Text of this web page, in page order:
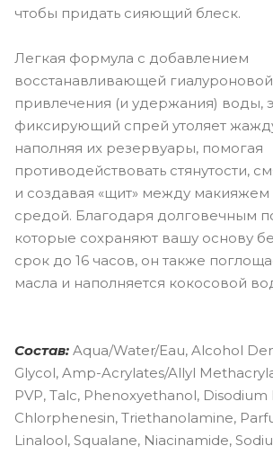
чтобы придать сияющий блеск.
Легкая формула с добавлением
восстанавливающей
привлечения (и удержания) воды,
фиксирующий спрей утоляет
наполняя их резервуары, помогая
противодействовать стянутости,
и создавая «щит» между
средой. Благодаря долговечным
которые сохраняют вашу основу
срок до 16 часов, он также
масла и наполняется кокосовой
Состав: Aqua/Water/Eau, Alcohol
Glycol, Amp-Acrylates/Allyl
PVP, Talc, Phenoxyethanol, Disodium
Chlorphenesin, Triethanolamine,
Linalool, Squalane, Niacinamide,